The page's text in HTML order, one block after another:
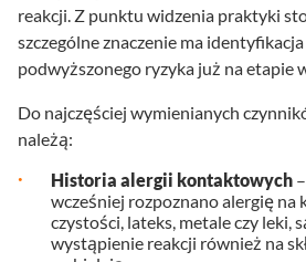
reakcji. Z punktu widzenia praktyki
szczególne znaczenie ma
podwyższonego ryzyka już na etapie
Do najczęściej wymienianych
należą:
Historia alergii kontaktowych
wcześniej rozpoznano alergię na
czystości, lateks, metale czy leki,
wystąpienie reakcji również na